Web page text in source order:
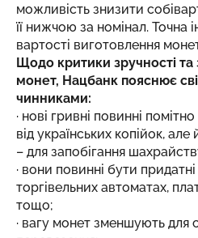
можливість знизити
її нижчою за номінал. Точна
вартості виготовлення
Щодо критики зручності та
монет, Нацбанк пояснює
чинниками:
· нові гривні повинні
від українських копійок,
– для запобігання
· вони повинні бути
торгівельних автоматах,
тощо;
· вагу монет зменшують для